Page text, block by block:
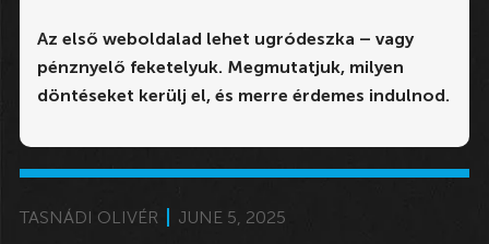
Az első weboldalad lehet ugródeszka – vagy
pénznyelő feketelyuk. Megmutatjuk, milyen
döntéseket kerülj el, és merre érdemes indulnod.
TASNÁDI OLIVÉR JUNE 5, 2025